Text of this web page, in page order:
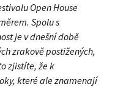
Open House
Spolu s
je v dnešní době
zrakově postižených,
zjistíte, že k
které ale znamenají